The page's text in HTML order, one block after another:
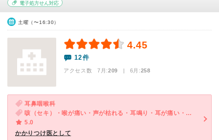
電子処方せん対応
土曜（〜16:30）
4.45
12件
アクセス数 7月:209 | 6月:258
耳鼻咽喉科
咳（セキ）・喉が痛い・声が枯れる・耳鳴り・耳が痛い・鼻のつまり・鼻水が出る・耳の閉塞感・聞こえづらい・痰・鼻水がのどに流れる・後鼻漏・くしゃみ
5.0
かかりつけ医として